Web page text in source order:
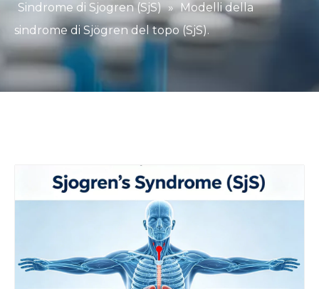
Sindrome di Sjogren (SjS) » Modelli della
sindrome di Sjögren del topo (SjS).